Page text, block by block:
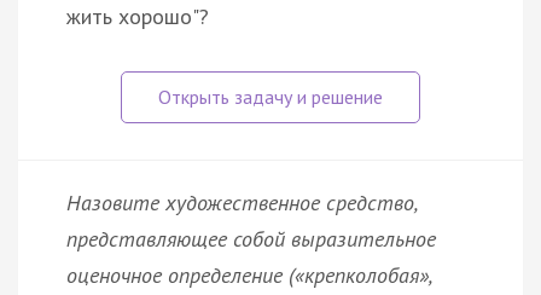
жить хорошо"?
Назовите художественное средство,
представляющее собой выразительное
оценочное определение («крепколобая»,